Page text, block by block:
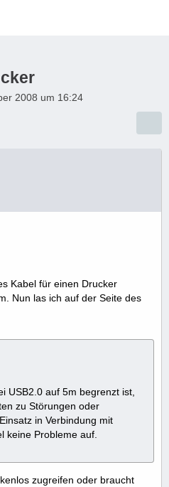
2008 um 16:24
Kabel für einen Drucker
Nun las ich auf der Seite des
USB2.0 auf 5m begrenzt ist,
zu Störungen oder
in Verbindung mit
keine Probleme auf.
zugreifen oder braucht